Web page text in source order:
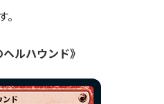
ヘルハウンド》